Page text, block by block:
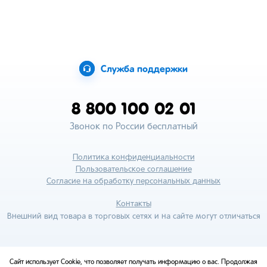
Служба поддержки
8 800 100 02 01
Звонок по России бесплатный
Политика конфиденциальности
Пользовательское соглашение
Согласие на обработку персональных данных
Контакты
Внешний вид товара в торговых сетях и на сайте могут отличаться
Сайт использует Cookie, что позволяет получать информацию о вас. Продолжая